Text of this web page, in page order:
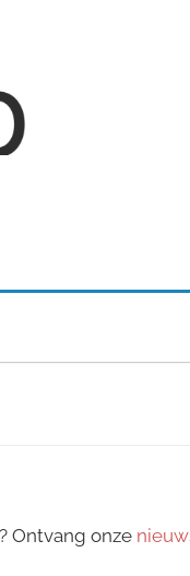
Ontvang onze